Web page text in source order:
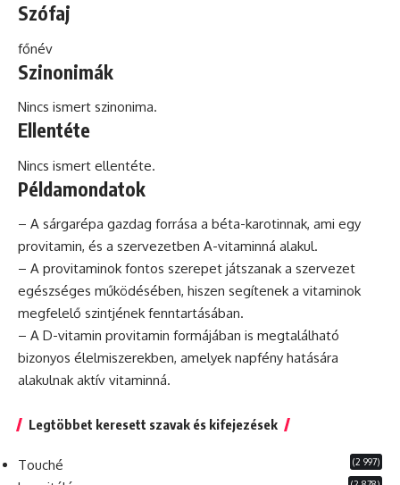
Szófaj
főnév
Szinonimák
Nincs ismert szinonima.
Ellentéte
Nincs ismert ellentéte.
Példamondatok
– A sárgarépa gazdag forrása a béta-karotinnak, ami egy
provitamin, és a szervezetben A-vitaminná alakul.
– A provitaminok fontos szerepet játszanak a szervezet
egészséges működésében, hiszen segítenek a vitaminok
megfelelő szintjének fenntartásában.
– A D-vitamin provitamin formájában is megtalálható
bizonyos élelmiszerekben, amelyek napfény hatására
alakulnak aktív vitaminná.
Legtöbbet keresett szavak és kifejezések
Touché (2 997)